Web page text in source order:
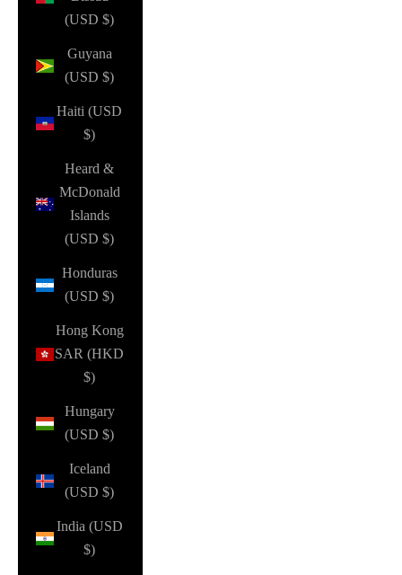
(USD $)
Guyana
(USD $)
Haiti (USD
$)
Heard &
McDonald
Islands
(USD $)
Honduras
(USD $)
Hong Kong
SAR (HKD
$)
Hungary
(USD $)
Iceland
(USD $)
India (USD
$)